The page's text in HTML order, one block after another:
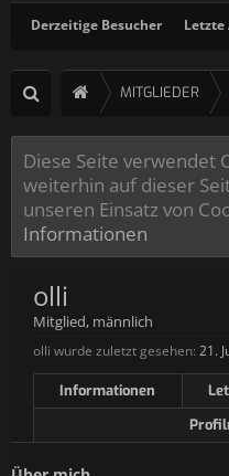
Derzeitige Besucher
MITGLIEDER
Diese Seite verwendet
weiterhin auf dieser
unseren Einsatz von
Informationen
olli
Mitglied, männlich
olli wurde zuletzt gesehen: 21.
Informationen